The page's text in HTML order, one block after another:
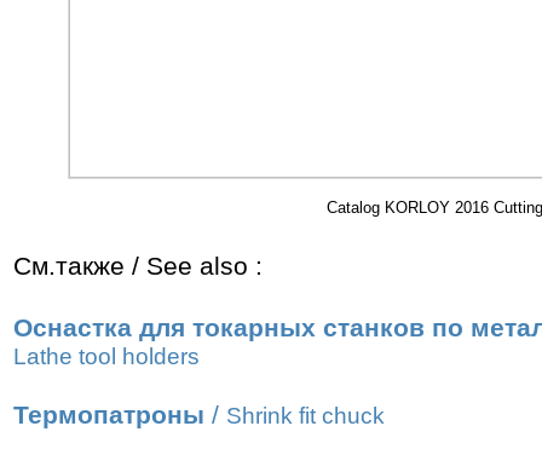
Catalog KORLOY 2016
См.также / See also :
Оснастка для токарных станков по
Lathe tool holders
Термопатроны / Shrink fit chuck